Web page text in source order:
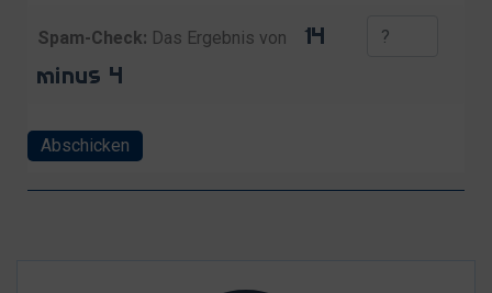
Spam-Check: Das Ergebnis von
Abschicken